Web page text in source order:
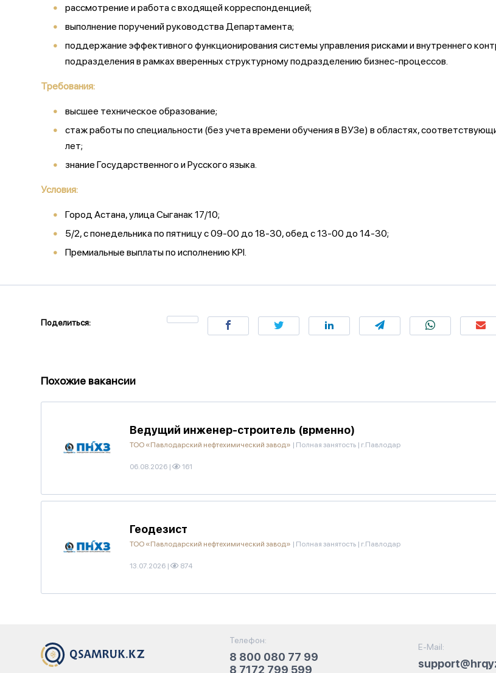
рассмотрение и работа с входящей корреспонденцией;
выполнение поручений руководства Департамента;
поддержание эффективного функционирования системы управления рисками и внутреннего
подразделения в рамках вверенных структурному подразделению бизнес-процессов.
Требования:
высшее техническое образование;
стаж работы по специальности (без учета времени обучения в ВУЗе) в областях,
лет;
знание Государственного и Русского языка.
Условия:
Город Астана, улица Сыганак 17/10;
5/2, с понедельника по пятницу с 09-00 до 18-30, обед с 13-00 до 14-30;
Премиальные выплаты по исполнению КPI.
Поделиться:
Похожие вакансии
Ведущий инженер-строитель (врменно)
ТОО «Павлодарский нефтехимический завод» | Полная занятость | г.Павлодар
06.08.2026 | 161
Геодезист
ТОО «Павлодарский нефтехимический завод» | Полная занятость | г.Павлодар
13.07.2026 | 874
Телефон:
8 800 080 77 99
8 7172 799 599
E-Mail: